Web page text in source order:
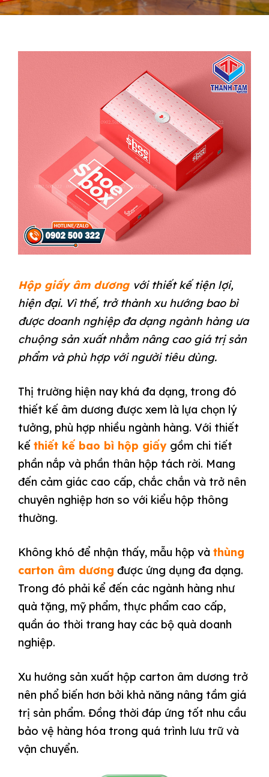
Hộp giấy âm dương với thiết kế tiện lợi,
hiện đại. Vì thế, trở thành xu hướng bao bì
được doanh nghiệp đa dạng ngành hàng ưa
chuộng sản xuất nhằm nâng cao giá trị sản
phẩm và phù hợp với người tiêu dùng.
Thị trường hiện nay khá đa dạng, trong đó
thiết kế âm dương được xem là lựa chọn lý
tưởng, phù hợp nhiều ngành hàng. Với thiết
kế thiết kế bao bì hộp giấy gồm chi tiết
phần nắp và phần thân hộp tách rời. Mang
đến cảm giác cao cấp, chắc chắn và trở nên
chuyên nghiệp hơn so với kiểu hộp thông
thường.
Không khó để nhận thấy, mẫu hộp và thùng
carton âm dương được ứng dụng đa dạng.
Trong đó phải kể đến các ngành hàng như
quà tặng, mỹ phẩm, thực phẩm cao cấp,
quần áo thời trang hay các bộ quà doanh
nghiệp.
Xu hướng sản xuất hộp carton âm dương trở
nên phổ biến hơn bởi khả năng nâng tầm giá
trị sản phẩm. Đồng thời đáp ứng tốt nhu cầu
bảo vệ hàng hóa trong quá trình lưu trữ và
vận chuyển.